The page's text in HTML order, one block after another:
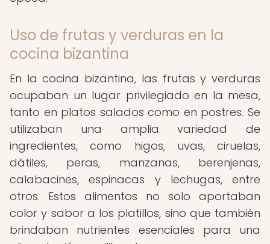
Uso de frutas y verduras en la
cocina bizantina
En la cocina bizantina, las frutas y verduras
ocupaban un lugar privilegiado en la mesa,
tanto en platos salados como en postres. Se
utilizaban una amplia variedad de
ingredientes, como higos, uvas, ciruelas,
dátiles, peras, manzanas, berenjenas,
calabacines, espinacas y lechugas, entre
otros. Estos alimentos no solo aportaban
color y sabor a los platillos, sino que también
brindaban nutrientes esenciales para una